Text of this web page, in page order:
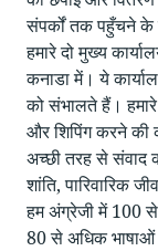
संपर्कों तक पहुँचने के
हमारे दो मुख्य
कनाडा में। ये
को संभालते हैं। हमारे
और शिपिंग करने की
अच्छी तरह से संवाद
शांति, पारिवारिक
हम अंग्रेजी में 100
80 से अधिक भाषाओं